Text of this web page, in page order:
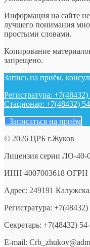
Информация на сайте
лучшего понимания
простыми словами.
Копирование
запрещено.
Запись на приём,
Регистратура: +7(48432)
Стационар: +7(48432)
Записаться на приём
© 2026 ЦРБ г.Жуков
Лицензия серии ЛО-40-
ИНН 4007003618 ОГРН
Адрес: 249191
Регистратура: +7(48432)
Секретарь: +7(48432)
E-mail: